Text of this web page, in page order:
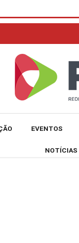
EVENTOS
NOTÍCIAS